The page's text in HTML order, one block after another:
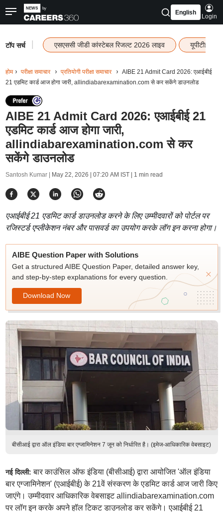
English
Login
टॉप सर्च एसएससी जीडी कांस्टेबल रिजल्ट 2026 लाइव यूपीटीईटी
होम परीक्षा समाचार प्रतियोगी परीक्षा समाचार
AIBE 21 Admit Card 2026: एआईबीई
21 एडमिट कार्ड आज होगा जारी, allindiabarexamination.com से कर सकेंगे डाउनलोड
AIBE 21 Admit Card 2026: एआईबीई 21
एडमिट कार्ड आज होगा जारी,
allindiabarexamination.com से कर
सकेंगे डाउनलोड
Santosh Kumar | May 22, 2026 | 07:20 AM IST| 1 min read
एआईबीई 21 एडमिट कार्ड डाउनलोड करने के लिए उम्मीदवारों को पोर्टल पर
रजिस्टर्ड एप्लीकेशन नंबर और पासवर्ड का उपयोग करके लॉग इन करना होगा।
AIBE Question Paper with Solutions
Get a structured AIBE Question Paper, detailed answer key,
and step-by-step explanations for every question.
Download Now
बीसीआई द्वारा ऑल इंडिया बार एग्जामिनेशन 7 जून को निर्धारित है। (इमेज-आधिकारिक वेबसाइट)
नई दिल्ली:बार काउंसिल ऑफ इंडिया (बीसीआई) द्वारा आयोजित 'ऑल इंडिया
बार एग्जामिनेशन' (एआईबीई) के 21वें संस्करण के एडमिट कार्ड आज जारी किए
जाएंगे। उम्मीदवार आधिकारिक वेबसाइट allindiabarexamination.com
पर लॉग इन करके अपने हॉल टिकट डाउनलोड कर सकेंगे। एआईबीई 21